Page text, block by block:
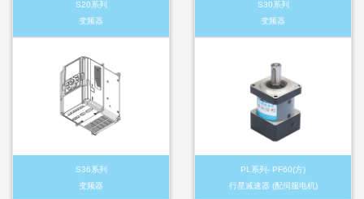
S20系列
变频器
S30系列
变频器
S36系列
变频器
PL系列- PF60(方)
行星减速器 (配伺服电机)